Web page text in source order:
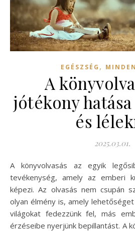
EGÉSZSÉG ,
A
jótékony
és
2025.03.01.
A könyvolvasás az egyik legősibb és legértékesebb
tevékenység, amely az emberi
képezi. Az olvasás nem csupán
olyan élmény is, amely
világokat fedezzünk fel, más
érzéseibe nyerjünk bepillantást. A